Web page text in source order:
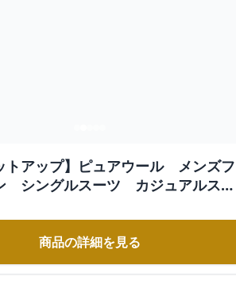
トアップ】ピュアウール メンズフ
シングルスーツ カジュアルスー
商品の詳細を見る